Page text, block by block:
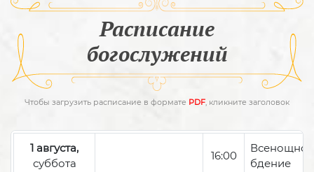
Расписание
богослужений
Чтобы загрузить расписание в формате PDF, кликните заголовок
1 августа,
суббота
16:00
Всенощное
бдение